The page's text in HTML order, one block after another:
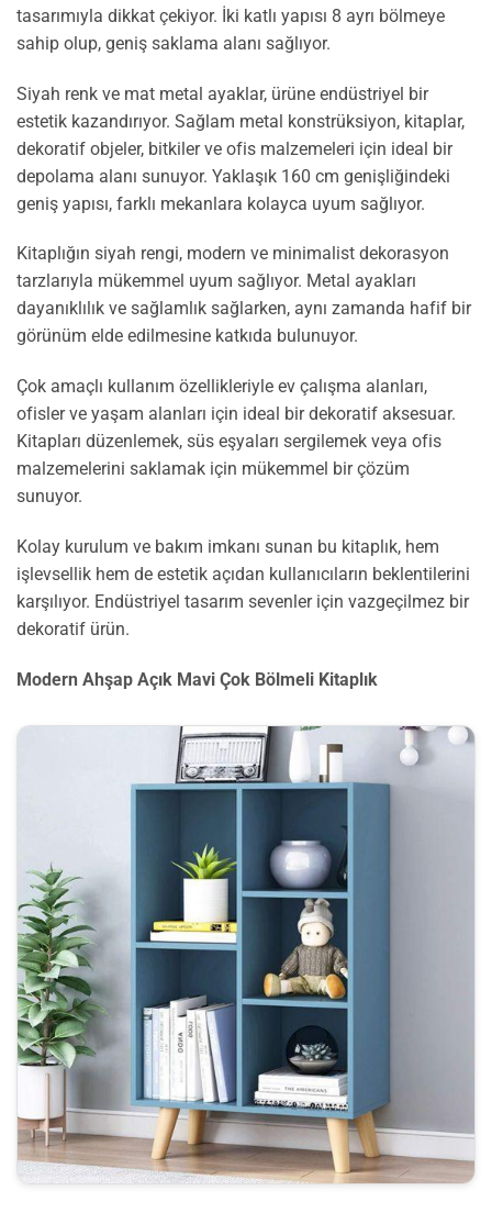
tasarımıyla dikkat çekiyor. İki katlı yapısı 8 ayrı bölmeye
sahip olup, geniş saklama alanı sağlıyor.
Siyah renk ve mat metal ayaklar, ürüne endüstriyel bir
estetik kazandırıyor. Sağlam metal konstrüksiyon, kitaplar,
dekoratif objeler, bitkiler ve ofis malzemeleri için ideal bir
depolama alanı sunuyor. Yaklaşık 160 cm genişliğindeki
geniş yapısı, farklı mekanlara kolayca uyum sağlıyor.
Kitaplığın siyah rengi, modern ve minimalist dekorasyon
tarzlarıyla mükemmel uyum sağlıyor. Metal ayakları
dayanıklılık ve sağlamlık sağlarken, aynı zamanda hafif bir
görünüm elde edilmesine katkıda bulunuyor.
Çok amaçlı kullanım özellikleriyle ev çalışma alanları,
ofisler ve yaşam alanları için ideal bir dekoratif aksesuar.
Kitapları düzenlemek, süs eşyaları sergilemek veya ofis
malzemelerini saklamak için mükemmel bir çözüm
sunuyor.
Kolay kurulum ve bakım imkanı sunan bu kitaplık, hem
işlevsellik hem de estetik açıdan kullanıcıların beklentilerini
karşılıyor. Endüstriyel tasarım sevenler için vazgeçilmez bir
dekoratif ürün.
Modern Ahşap Açık Mavi Çok Bölmeli Kitaplık